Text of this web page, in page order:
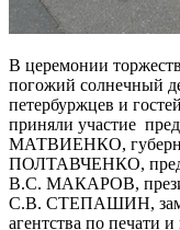
В церемонии
погожий солнечный
петербуржцев и
приняли участие
МАТВИЕНКО,
ПОЛТАВЧЕНКО,
В.С. МАКАРОВ,
С.В. СТЕПАШИН,
агентства по печати